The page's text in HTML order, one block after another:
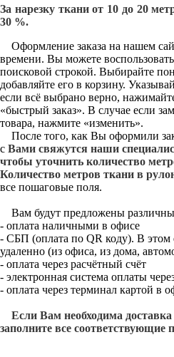
За нарезку ткани от 10 до 20
30 %.
Оформление заказа на нашем
времени. Вы можете
поисковой строкой. Выбирайте
добавляйте его в корзину.
если всё выбрано верно,
«быстрый заказ». В случае если
товара, нажмите «изменить».
После того, как Вы оформили
с Вами свяжутся наши
чтобы уточнить количество
Количество метров ткани в
все пошаговые поля.
Вам будут предложены
- оплата наличными в офисе
- СБП (оплата по QR коду). В этом
удаленно (из офиса, из дома,
- оплата через расчётный счёт
- электронная система оплаты
- оплата через терминал картой в
Если Вам необходима
заполните все соответствующие